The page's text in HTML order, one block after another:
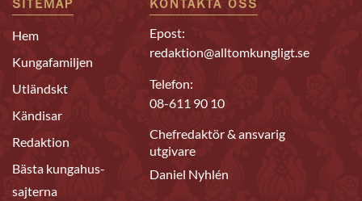
SITEMAP
Hem
Kungafamiljen
Utländskt
Kändisar
Redaktion
Bästa kungahus-
sajterna
KONTAKTA OSS
Epost:
redaktion@alltomkungligt.se
Telefon:
08-611 90 10
Chefredaktör & ansvarig
utgivare
Daniel Nyhlén